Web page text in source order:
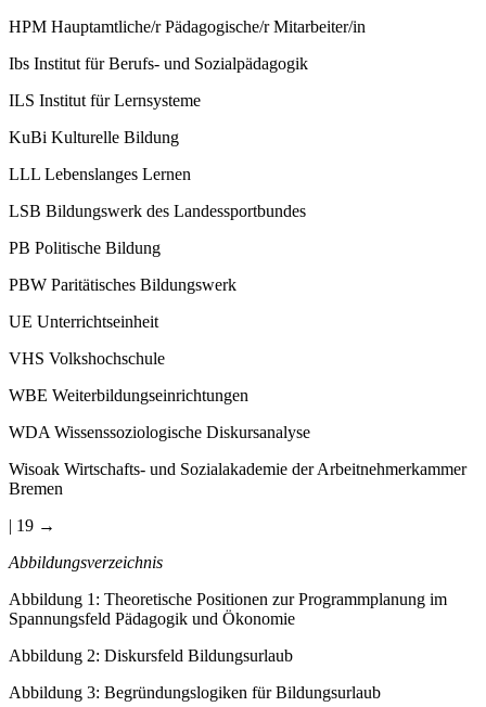
HPM Hauptamtliche/r Pädagogische/r Mitarbeiter/in
Ibs Institut für Berufs- und Sozialpädagogik
ILS Institut für Lernsysteme
KuBi Kulturelle Bildung
LLL Lebenslanges Lernen
LSB Bildungswerk des Landessportbundes
PB Politische Bildung
PBW Paritätisches Bildungswerk
UE Unterrichtseinheit
VHS Volkshochschule
WBE Weiterbildungseinrichtungen
WDA Wissenssoziologische Diskursanalyse
Wisoak Wirtschafts- und Sozialakademie der Arbeitnehmerkammer
Bremen
| 19 →
Abbildungsverzeichnis
Abbildung 1 : Theoretische Positionen zur Programmplanung im
Spannungsfeld Pädagogik und Ökonomie
Abbildung 2: Diskursfeld Bildungsurlaub
Abbildung 3: Begründungslogiken für Bildungsurlaub